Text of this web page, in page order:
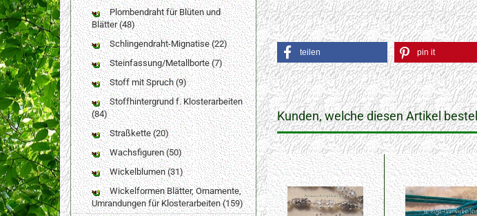
teilen pin it
Kunden, welche diesen Artikel
Plombendraht für Blüten und
Blätter (48)
Schlingendraht-Mignatise (22)
Steinfassung/Metallborte (7)
Stoff mit Spruch (9)
Stoffhintergrund f. Klosterarbeiten
(84)
Straßkette (20)
Wachsfiguren (50)
Wickelblumen (31)
Wickelformen Blätter, Ornamente,
Umrandungen für Klosterarbeiten (159)